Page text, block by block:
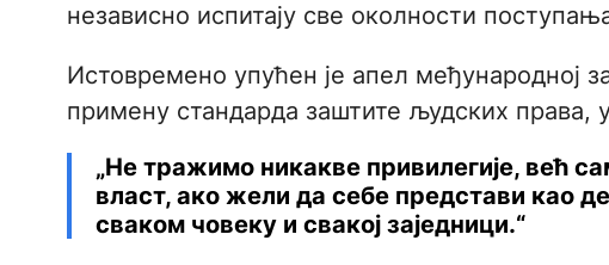
независно испитају све околности
Истовремено упућен је апел међународној
примену стандарда заштите људских права,
„Не тражимо никакве привилегије, већ
власт, ако жели да себе представи као
сваком човеку и свакој заједници.“